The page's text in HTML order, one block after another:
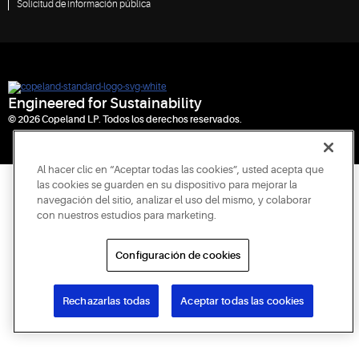
Solicitud de información pública
Engineered for Sustainability
© 2026 Copeland LP. Todos los derechos reservados.
Al hacer clic en “Aceptar todas las cookies”, usted acepta que
las cookies se guarden en su dispositivo para mejorar la
navegación del sitio, analizar el uso del mismo, y colaborar
con nuestros estudios para marketing.
Configuración de cookies
Rechazarlas todas Aceptar todas las cookies